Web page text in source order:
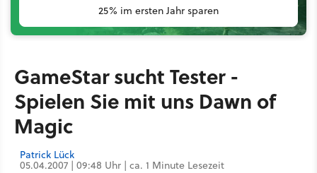
25% im ersten Jahr sparen
GameStar sucht Tester -
Spielen Sie mit uns Dawn of
Magic
Patrick Lück
05.04.2007 | 09:48 Uhr | ca. 1 Minute Lesezeit